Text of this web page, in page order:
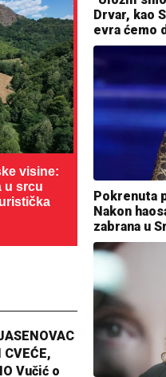
visine:
u srcu
CVEĆE,
Vučić o
Drvar, kao
evra ćemo
Pokrenuta
Nakon
zabrana u